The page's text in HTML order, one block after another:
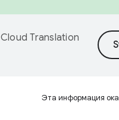
Cloud Translation
Эта информация